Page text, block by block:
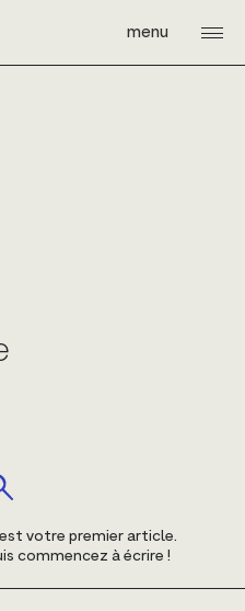
menu
est votre premier article.
commencez à écrire !